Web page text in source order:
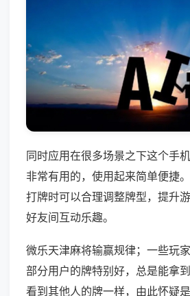
同时应用在很多场景之下这个手
非常有用的，使用起来简单便捷
打牌时可以合理调整牌型，提升
好友间互动乐趣。
微乐天津麻将输赢规律；一些玩
部分用户的牌特别好，总是能拿
看到其他人的牌一样，由此怀疑